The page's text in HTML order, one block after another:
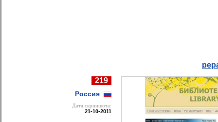
219
Россия
Дата cкриншота:
21-10-2011